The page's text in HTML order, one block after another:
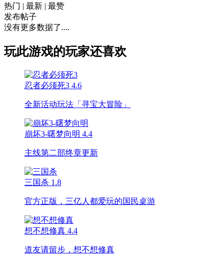
热门 | 最新 | 最赞
发布帖子
没有更多数据了....
玩此游戏的玩家还喜欢
忍者必须死3 4.6
全新活动玩法「寻宝大冒险」
崩坏3-曙梦向明 4.4
主线第二部终章更新
三国杀 1.8
官方正版，三亿人都爱玩的国民桌游
想不想修真 4.4
道友请留步，想不想修真